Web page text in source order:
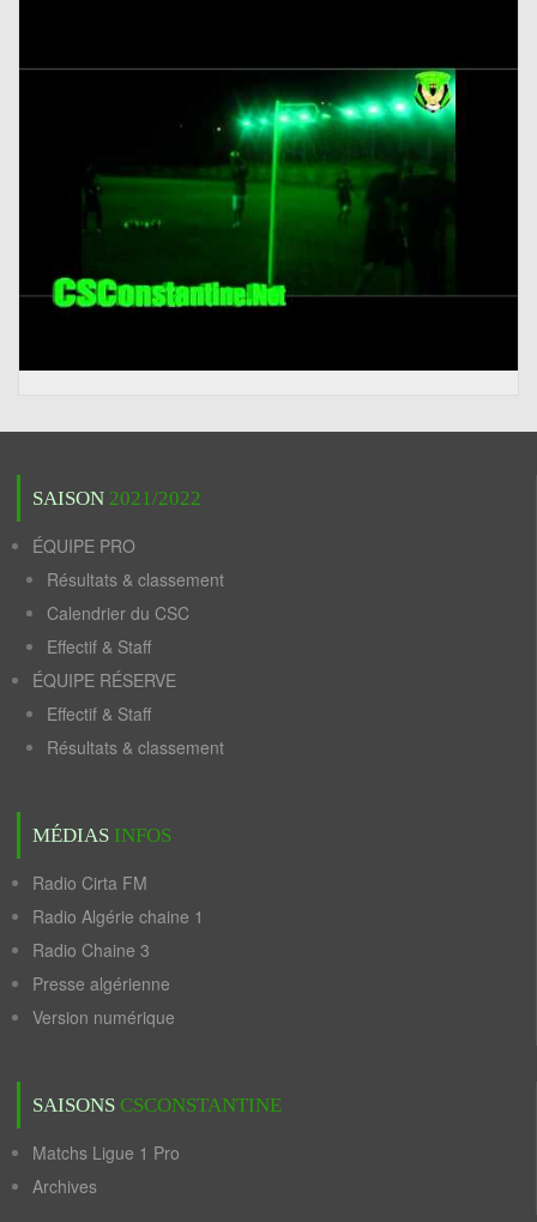
SAISON 2021/2022
ÉQUIPE PRO
Résultats & classement
Calendrier du CSC
Effectif & Staff
ÉQUIPE RÉSERVE
Effectif & Staff
Résultats & classement
MÉDIAS INFOS
Radio Cirta FM
Radio Algérie chaine 1
Radio Chaine 3
Presse algérienne
Version numérique
SAISONS CSCONSTANTINE
Matchs Ligue 1 Pro
Archives